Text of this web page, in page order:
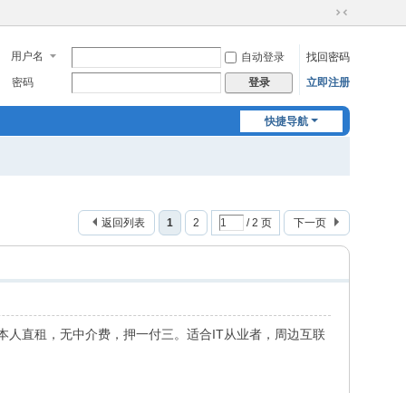
切
到
窄
用户名 自动登录
找回密码
密码
登录 立即注册
快捷导航
1 2 / 2 页 下一页
返回列表
人直租，无中介费，押一付三。适合IT从业者，周边互联